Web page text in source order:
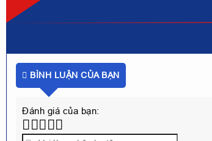
BÌNH LUẬN CỦA BẠN
Đánh giá của bạn: